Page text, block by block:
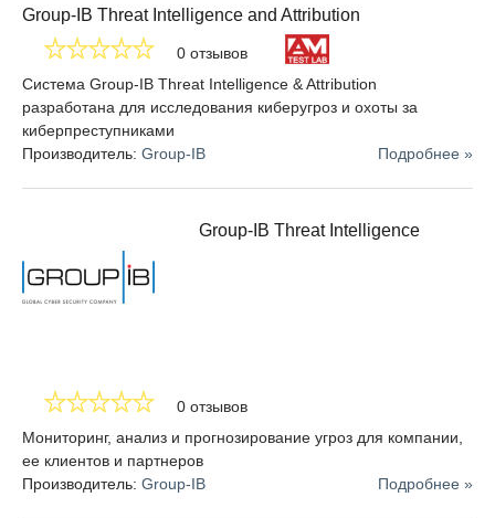
Group-IB Threat Intelligence and Attribution
0 отзывов
Система Group-IB Threat Intelligence & Attribution
разработана для исследования киберугроз и охоты за
киберпреступниками
Производитель: Group-IB Подробнее »
Group-IB Threat Intelligence
0 отзывов
Мониторинг, анализ и прогнозирование угроз для компании,
ее клиентов и партнеров
Производитель: Group-IB Подробнее »